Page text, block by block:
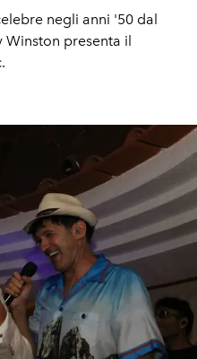
negli anni '50 dal
presenta il